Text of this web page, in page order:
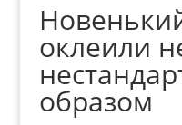
оклеили
образом